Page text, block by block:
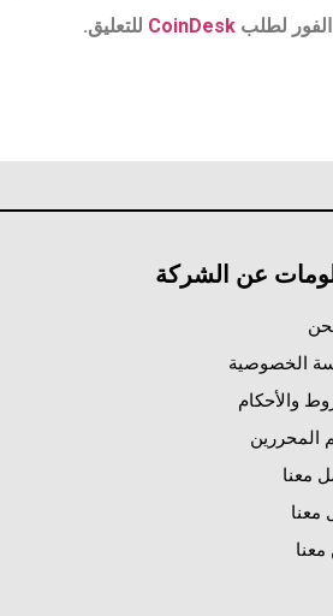
CoinDesk للتعليق.
عن الشركة
الخصوصية
والأحكام
المحررين
معنا
معنا
معنا